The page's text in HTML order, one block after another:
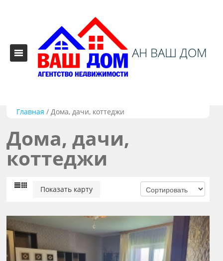
АН ВАШ ДОМ
Главная /Дома, дачи, коттеджи
Дома, дачи,
коттеджи
Показать карту